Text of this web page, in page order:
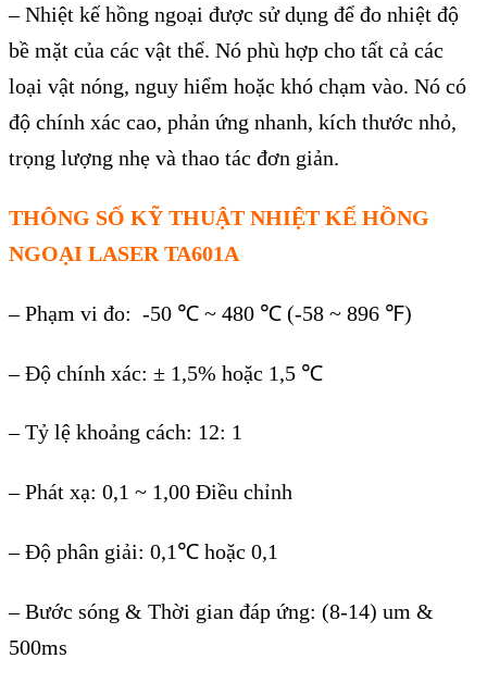
– Nhiệt kế hồng ngoại được sử dụng để đo nhiệt độ
bề mặt của các vật thể. Nó phù hợp cho tất cả các
loại vật nóng, nguy hiểm hoặc khó chạm vào. Nó có
độ chính xác cao, phản ứng nhanh, kích thước nhỏ,
trọng lượng nhẹ và thao tác đơn giản.
THÔNG SỐ KỸ THUẬT NHIỆT KẾ HỒNG
NGOẠI LASER TA601A
– Phạm vi đo: -50 ℃ ~ 480 ℃ (-58 ~ 896 ℉)
– Độ chính xác: ± 1,5% hoặc 1,5 ℃
– Tỷ lệ khoảng cách: 12: 1
– Phát xạ: 0,1 ~ 1,00 Điều chỉnh
– Độ phân giải: 0,1℃ hoặc 0,1
– Bước sóng & Thời gian đáp ứng: (8-14) um &
500ms